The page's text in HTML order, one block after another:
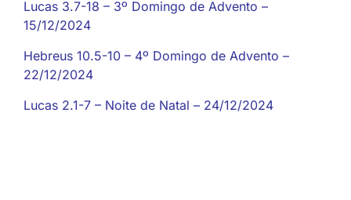
Lucas 3.7-18 – 3º Domingo de Advento –
15/12/2024
Hebreus 10.5-10 – 4º Domingo de Advento –
22/12/2024
Lucas 2.1-7 – Noite de Natal – 24/12/2024